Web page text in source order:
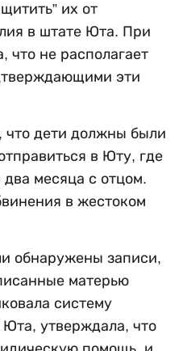
их от
в штате Юта. При
что не располагает
эти
что дети должны были
в Юту, где
месяца с отцом.
в жестоком
обнаружены записи,
матерью
систему
утверждала, что